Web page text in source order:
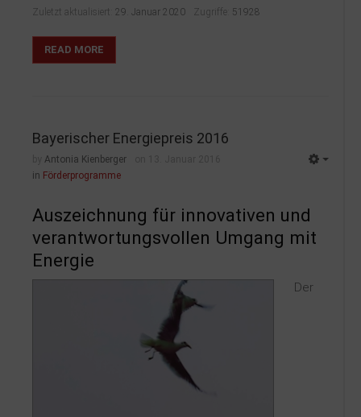
Zuletzt aktualisiert: 29. Januar 2020 Zugriffe: 51928
READ MORE
Bayerischer Energiepreis 2016
Antonia Kienberger
in Förderprogramme
Auszeichnung für innovativen und
verantwortungsvollen Umgang mit
Energie
Der